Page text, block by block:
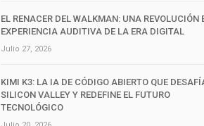
EL RENACER DEL WALKMAN: UNA REVOLUCIÓN
EXPERIENCIA AUDITIVA DE LA ERA DIGITAL
Julio 27, 2026
KIMI K3: LA IA DE CÓDIGO ABIERTO QUE
SILICON VALLEY Y REDEFINE EL FUTURO
TECNOLÓGICO